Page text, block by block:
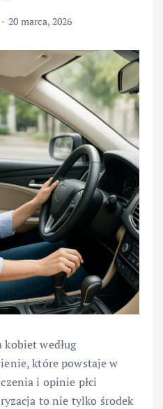
20 marca, 2026
kobiet według
które powstaje w
i opinie płci
to nie tylko środek